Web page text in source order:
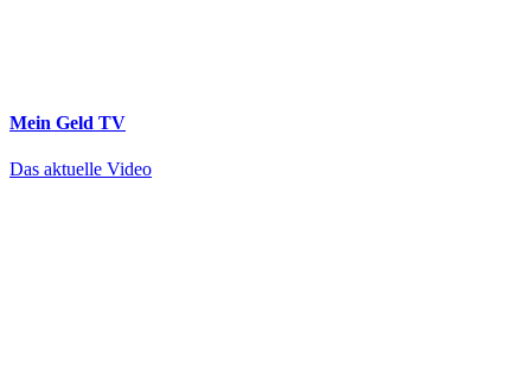
Mein Geld TV
Das aktuelle Video